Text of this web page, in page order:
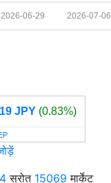
2026-07-06
2026-06-29
JPY (0.83%)
स्रोत 15069 मार्केट